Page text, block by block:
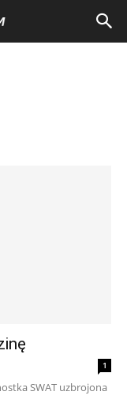
1
SWAT uzbrojona